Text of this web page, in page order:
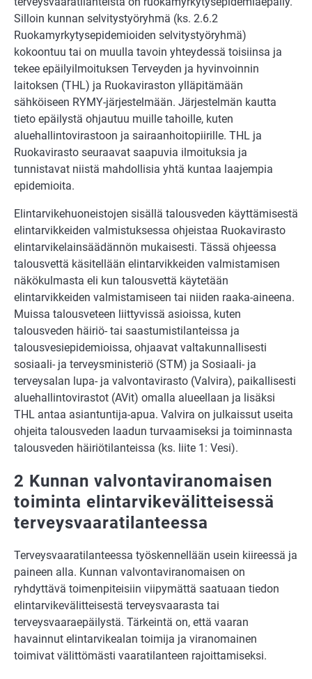
Silloin kunnan selvitystyöryhmä (ks. 2.6.2
Ruokamyrkytysepidemioiden selvitystyöryhmä)
kokoontuu tai on muulla tavoin yhteydessä toisiinsa ja
tekee epäilyilmoituksen Terveyden ja hyvinvoinnin
laitoksen (THL) ja Ruokaviraston ylläpitämään
sähköiseen RYMY-järjestelmään. Järjestelmän kautta
tieto epäilystä ohjautuu muille tahoille, kuten
aluehallintovirastoon ja sairaanhoitopiirille. THL ja
Ruokavirasto seuraavat saapuvia ilmoituksia ja
tunnistavat niistä mahdollisia yhtä kuntaa laajempia
epidemioita.
Elintarvikehuoneistojen sisällä talousveden käyttämisestä
elintarvikkeiden valmistuksessa ohjeistaa Ruokavirasto
elintarvikelainsäädännön mukaisesti. Tässä ohjeessa
talousvettä käsitellään elintarvikkeiden valmistamisen
näkökulmasta eli kun talousvettä käytetään
elintarvikkeiden valmistamiseen tai niiden raaka-aineena.
Muissa talousveteen liittyvissä asioissa, kuten
talousveden häiriö- tai saastumistilanteissa ja
talousvesiepidemioissa, ohjaavat valtakunnallisesti
sosiaali- ja terveysministeriö (STM) ja Sosiaali- ja
terveysalan lupa- ja valvontavirasto (Valvira), paikallisesti
aluehallintovirastot (AVit) omalla alueellaan ja lisäksi
THL antaa asiantuntija-apua. Valvira on julkaissut useita
ohjeita talousveden laadun turvaamiseksi ja toiminnasta
talousveden häiriötilanteissa (ks. liite 1: Vesi).
2 Kunnan valvontaviranomaisen
toiminta elintarvikevälitteisessä
terveysvaaratilanteessa
Terveysvaaratilanteessa työskennellään usein kiireessä ja
paineen alla. Kunnan valvontaviranomaisen on
ryhdyttävä toimenpiteisiin viipymättä saatuaan tiedon
elintarvikevälitteisestä terveysvaarasta tai
terveysvaaraepäilystä. Tärkeintä on, että vaaran
havainnut elintarvikealan toimija ja viranomainen
toimivat välittömästi vaaratilanteen rajoittamiseksi.